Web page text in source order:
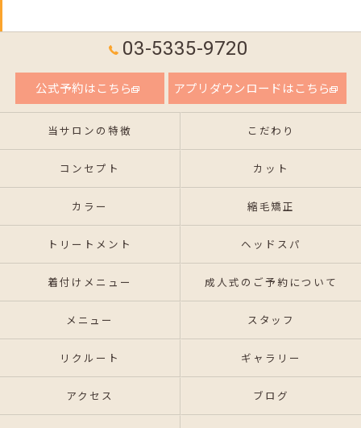
03-5335-9720
公式予約はこちら アプリダウンロードはこちら
当サロンの特徴 こだわり
コンセプト カット
カラー 縮毛矯正
トリートメント ヘッドスパ
着付けメニュー 成人式のご予約について
メニュー スタッフ
リクルート ギャラリー
アクセス ブログ